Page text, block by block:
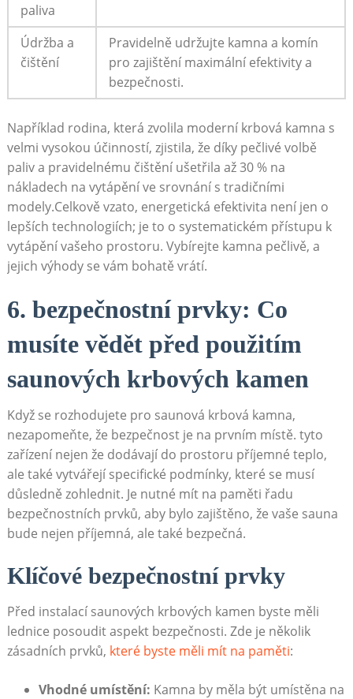
paliva
Údržba a
čištění
Pravidelně udržujte kamna a komín
pro zajištění maximální efektivity a
bezpečnosti.
Například rodina, která zvolila moderní krbová kamna s
velmi vysokou účinností, zjistila, že díky pečlivé volbě
paliv a pravidelnému čištění ušetřila až 30 % na
nákladech na vytápění ve srovnání s tradičními
modely.Celkově vzato, energetická efektivita není jen o
lepších technologiích; je to o systematickém přístupu k
vytápění vašeho prostoru. Vybírejte kamna pečlivě, a
jejich výhody se vám bohatě vrátí.
6. bezpečnostní prvky: Co
musíte vědět před použitím
saunových krbových kamen
Když se rozhodujete pro saunová krbová kamna,
nezapomeňte, že bezpečnost je na prvním místě. tyto
zařízení nejen že dodávají do prostoru příjemné teplo,
ale také vytvářejí specifické podmínky, které se musí
důsledně zohlednit. Je nutné mít na paměti řadu
bezpečnostních prvků, aby bylo zajištěno, že vaše sauna
bude nejen příjemná, ale také bezpečná.
Klíčové bezpečnostní prvky
Před instalací saunových krbových kamen byste měli
lednice posoudit aspekt bezpečnosti. Zde je několik
zásadních prvků, které byste měli mít na paměti:
Vhodné umístění: Kamna by měla být umístěna na